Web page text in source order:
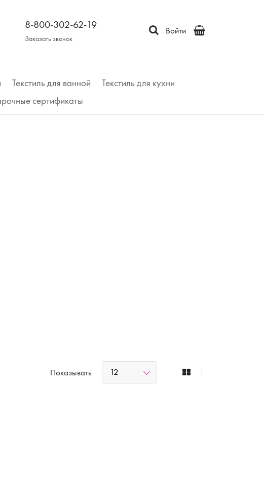
8-800-302-62-19
Заказать звонок
Войти
Текстиль для ванной
Текстиль для кухни
сертификаты
Показывать 12